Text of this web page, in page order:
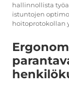
hallinnollista
istuntojen
hoitoprotokollan